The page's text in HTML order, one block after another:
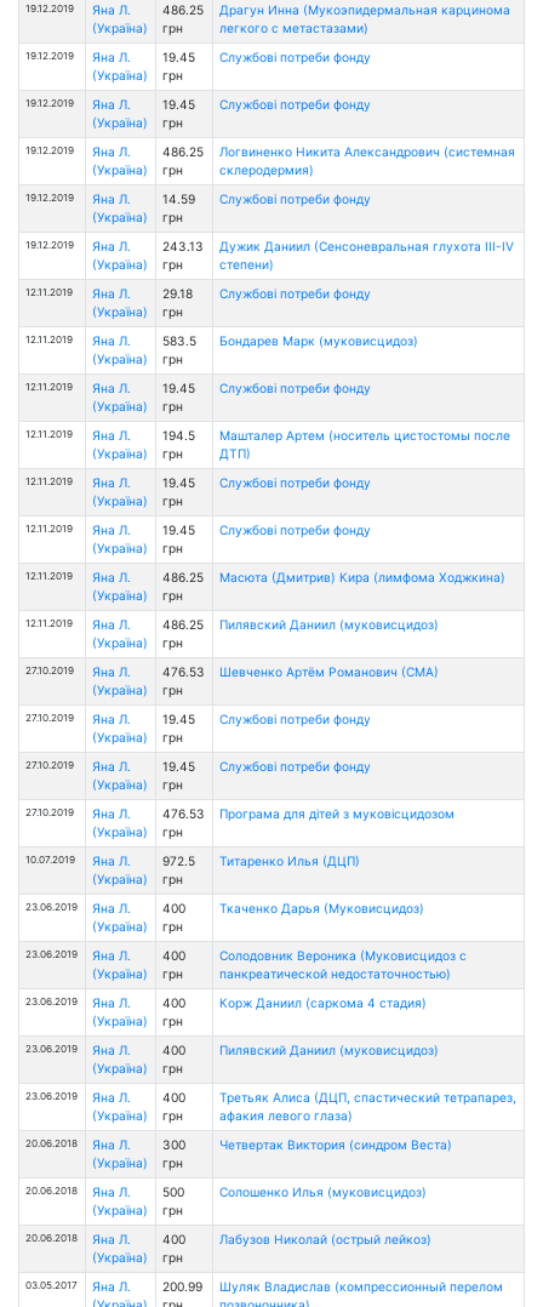
19.12.2019
Яна Л.
(Україна)
486.25
грн
Драгун Инна (Мукоэпидермальная карцинома
легкого с метастазами)
19.12.2019
Яна Л.
(Україна)
19.45
грн
Службові потреби фонду
19.12.2019
Яна Л.
(Україна)
19.45
грн
Службові потреби фонду
19.12.2019
Яна Л.
(Україна)
486.25
грн
Логвиненко Никита Александрович (системная
склеродермия)
19.12.2019
Яна Л.
(Україна)
14.59
грн
Службові потреби фонду
19.12.2019
Яна Л.
(Україна)
243.13
грн
Дужик Даниил (Сенсоневральная глухота III-IV
степени)
12.11.2019
Яна Л.
(Україна)
29.18
грн
Службові потреби фонду
12.11.2019
Яна Л.
(Україна)
583.5
грн
Бондарев Марк (муковисцидоз)
12.11.2019
Яна Л.
(Україна)
19.45
грн
Службові потреби фонду
12.11.2019
Яна Л.
(Україна)
194.5
грн
Машталер Артем (носитель цистостомы после
ДТП)
12.11.2019
Яна Л.
(Україна)
19.45
грн
Службові потреби фонду
12.11.2019
Яна Л.
(Україна)
19.45
грн
Службові потреби фонду
12.11.2019
Яна Л.
(Україна)
486.25
грн
Масюта (Дмитрив) Кира (лимфома Ходжкина)
12.11.2019
Яна Л.
(Україна)
486.25
грн
Пилявский Даниил (муковисцидоз)
27.10.2019
Яна Л.
(Україна)
476.53
грн
Шевченко Артём Романович (СМА)
27.10.2019
Яна Л.
(Україна)
19.45
грн
Службові потреби фонду
27.10.2019
Яна Л.
(Україна)
19.45
грн
Службові потреби фонду
27.10.2019
Яна Л.
(Україна)
476.53
грн
Програма для дітей з муковісцидозом
10.07.2019
Яна Л.
(Україна)
972.5
грн
Титаренко Илья (ДЦП)
23.06.2019
Яна Л.
(Україна)
400
грн
Ткаченко Дарья (Муковисцидоз)
23.06.2019
Яна Л.
(Україна)
400
грн
Солодовник Вероника (Муковисцидоз с
панкреатической недостаточностью)
23.06.2019
Яна Л.
(Україна)
400
грн
Корж Даниил (саркома 4 стадия)
23.06.2019
Яна Л.
(Україна)
400
грн
Пилявский Даниил (муковисцидоз)
23.06.2019
Яна Л.
(Україна)
400
грн
Третьяк Алиса (ДЦП, спастический тетрапарез,
афакия левого глаза)
20.06.2018
Яна Л.
(Україна)
300
грн
Четвертак Виктория (синдром Веста)
20.06.2018
Яна Л.
(Україна)
500
грн
Солошенко Илья (муковисцидоз)
20.06.2018
Яна Л.
(Україна)
400
грн
Лабузов Николай (острый лейкоз)
03.05.2017
Яна Л.
200.99
Шуляк Владислав (компрессионный перелом